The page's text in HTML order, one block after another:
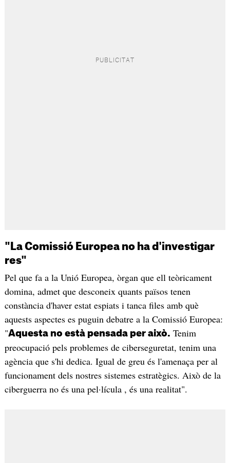
"La Comissió Europea no ha d'investigar
res"
Pel que fa a la Unió Europea, òrgan que ell teòricament
domina, admet que desconeix quants països tenen
constància d'haver estat espiats i tanca files amb què
aquests aspectes es puguin debatre a la Comissió Europea:
"Aquesta no està pensada per això. Tenim
preocupació pels problemes de ciberseguretat, tenim una
agència que s'hi dedica. Igual de greu és l'amenaça per al
funcionament dels nostres sistemes estratègics. Això de la
ciberguerra no és una pel·lícula , és una realitat".